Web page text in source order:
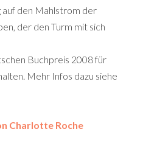
auf den Mahlstrom der
der den Turm mit sich
Buchpreis 2008 für
Mehr Infos dazu siehe
Charlotte Roche